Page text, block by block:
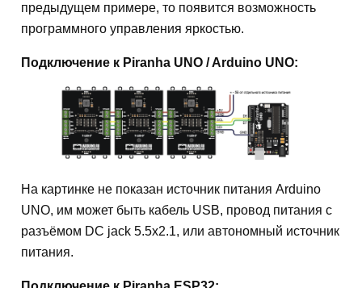
предыдущем примере, то появится возможность
программного управления яркостью.
Подключение к Piranha UNO / Arduino UNO:
На картинке не показан источник питания Arduino
UNO, им может быть кабель USB, провод питания с
разъёмом DC jack 5.5x2.1, или автономный источник
питания.